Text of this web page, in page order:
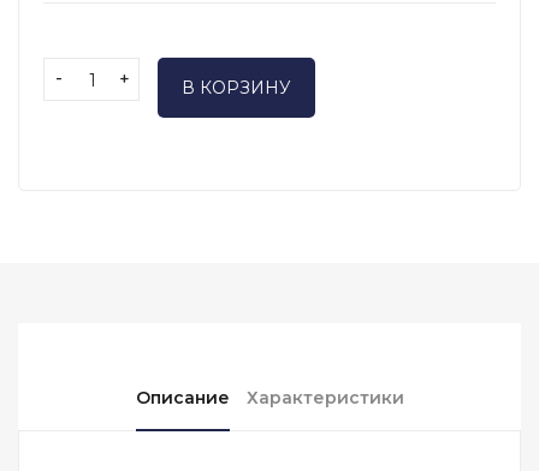
- + В КОРЗИНУ
Описание Характеристики